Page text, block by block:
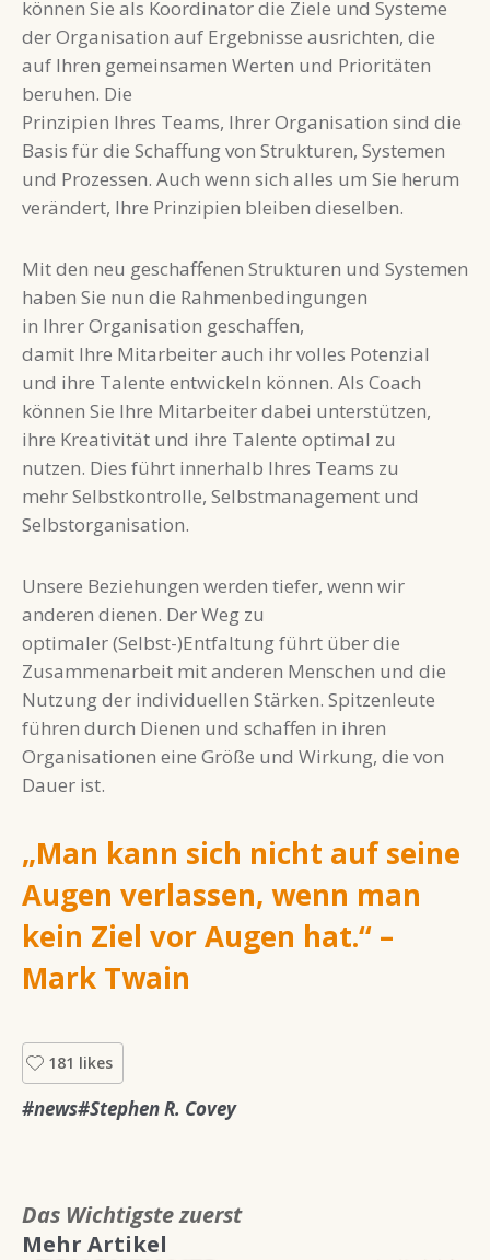
können Sie als Koordinator die Ziele und Systeme
der Organisation auf Ergebnisse ausrichten, die
auf Ihren gemeinsamen Werten und Prioritäten
beruhen. Die
Prinzipien Ihres Teams, Ihrer Organisation sind die
Basis für die Schaffung von Strukturen, Systemen
und Prozessen. Auch wenn sich alles um Sie herum
verändert, Ihre Prinzipien bleiben dieselben.
Mit den neu geschaffenen Strukturen und Systemen
haben Sie nun die Rahmenbedingungen
in Ihrer Organisation geschaffen,
damit Ihre Mitarbeiter auch ihr volles Potenzial
und ihre Talente entwickeln können. Als Coach
können Sie Ihre Mitarbeiter dabei unterstützen,
ihre Kreativität und ihre Talente optimal zu
nutzen. Dies führt innerhalb Ihres Teams zu
mehr Selbstkontrolle, Selbstmanagement und
Selbstorganisation.
Unsere Beziehungen werden tiefer, wenn wir
anderen dienen. Der Weg zu
optimaler (Selbst-)Entfaltung führt über die
Zusammenarbeit mit anderen Menschen und die
Nutzung der individuellen Stärken. Spitzenleute
führen durch Dienen und schaffen in ihren
Organisationen eine Größe und Wirkung, die von
Dauer ist.
„Man kann sich nicht auf seine
Augen verlassen, wenn man
kein Ziel vor Augen hat.“ –
Mark Twain
181 likes
#news#Stephen R. Covey
Das Wichtigste zuerst tun
Mehr Artikel